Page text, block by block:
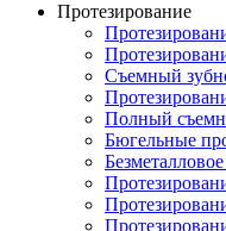
Протезирование
Съемный
Полный
Бюгельные